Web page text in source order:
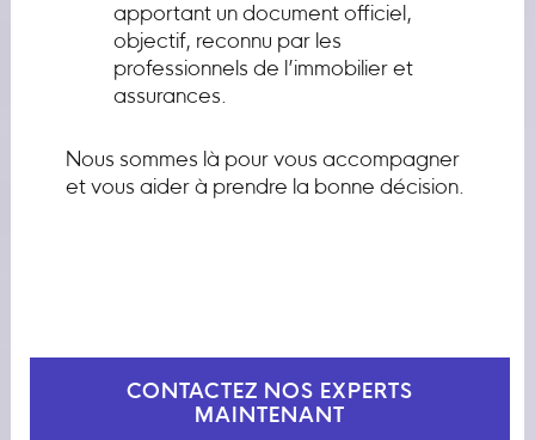
apportant un document officiel,
objectif, reconnu par les
professionnels de l’immobilier et
assurances.
Nous sommes là pour vous accompagner
et vous aider à prendre la bonne décision.
CONTACTEZ NOS EXPERTS
MAINTENANT